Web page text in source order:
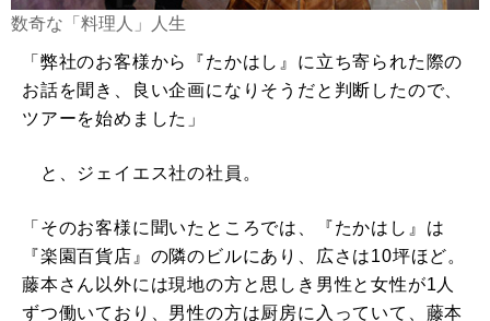
数奇な「料理人」人生
「弊社のお客様から『たかはし』に立ち寄られた際の
お話を聞き、良い企画になりそうだと判断したので、
ツアーを始めました」
と、ジェイエス社の社員。
「そのお客様に聞いたところでは、『たかはし』は
『楽園百貨店』の隣のビルにあり、広さは10坪ほど。
藤本さん以外には現地の方と思しき男性と女性が1人
ずつ働いており、男性の方は厨房に入っていて、藤本